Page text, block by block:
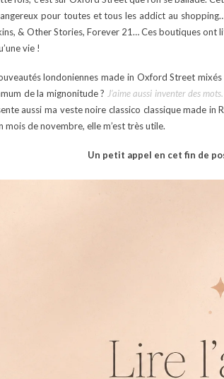
pour toutes et tous les addict au
& Other Stories, Forever 21… Ces boutiques
vie !
londoniennes made in Oxford Street
de la mignonitude ? J’aime aussi inventer des mots.
aussi ma veste noire classico classique made
mois de novembre, elle m’est très utile.
Un petit appel en cet fin de